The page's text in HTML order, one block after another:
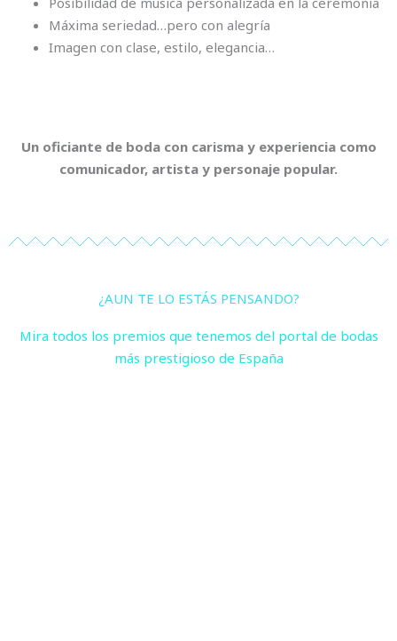
Máxima seriedad…pero con alegría
Imagen con clase, estilo, elegancia…
Un oficiante de boda con carisma y experiencia como
comunicador, artista y personaje popular.
¿AUN TE LO ESTÁS PENSANDO?
Mira todos los premios que tenemos del portal de bodas
más prestigioso de España